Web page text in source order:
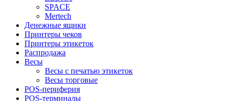
SPACE
Mertech
Денежные ящики
Принтеры чеков
Принтеры этикеток
Распродажа
Весы
Весы с печатью этикеток
Весы торговые
POS-периферия
POS-терминалы